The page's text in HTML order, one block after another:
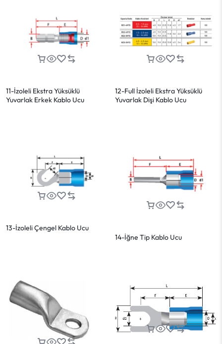
11-İzoleli Ekstra Yüksüklü
Yuvarlak Erkek Kablo Ucu
12-Full İzoleli Ekstra Yüksüklü
Yuvarlak Dişi Kablo Ucu
13-İzoleli Çengel Kablo Ucu
14-İğne Tip Kablo Ucu